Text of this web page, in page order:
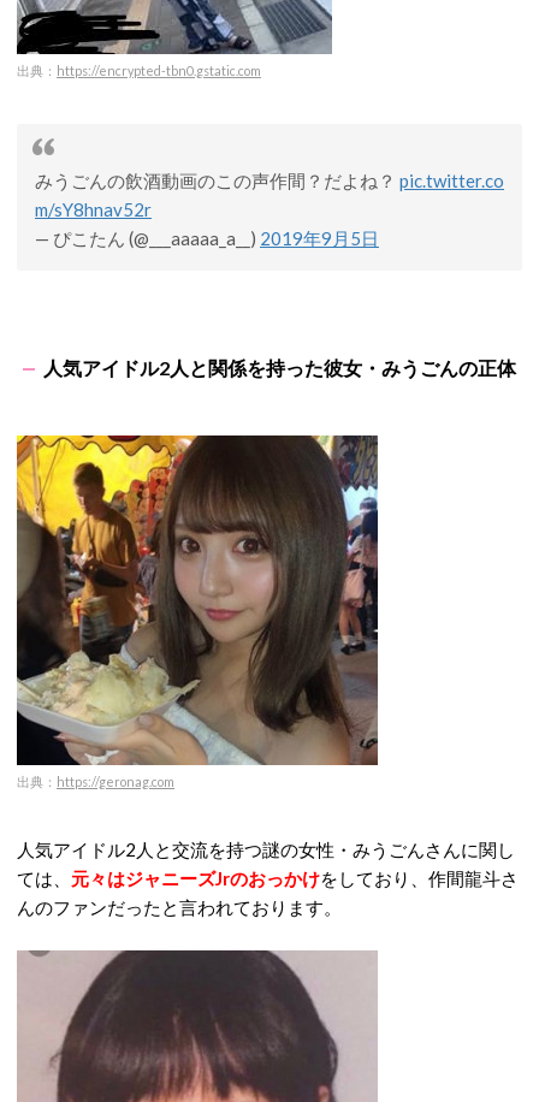
出典： https://encrypted-tbn0.gstatic.com
みうごんの飲酒動画のこの声作間？だよね？ pic.twitter.co
m/sY8hnav52r
— ぴこたん (@___aaaaa_a__) 2019年9月5日
人気アイドル2人と関係を持った彼女・みうごんの正体
出典： https://geronag.com
人気アイドル2人と交流を持つ謎の女性・みうごんさんに関し
ては、 元々はジャニーズJrのおっかけをしており、作間龍斗さ
んのファンだったと言われております。